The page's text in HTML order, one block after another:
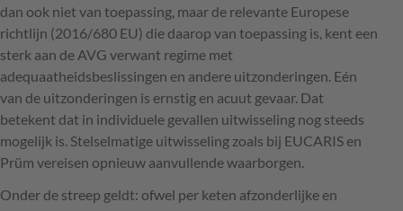
dan ook niet van toepassing, maar de relevante Europese
richtlijn (2016/680 EU) die daarop van toepassing is, kent een
sterk aan de AVG verwant regime met
adequaatheidsbeslissingen en andere uitzonderingen. Eén
van de uitzonderingen is ernstig en acuut gevaar. Dat
betekent dat in individuele gevallen uitwisseling nog steeds
mogelijk is. Stelselmatige uitwisseling zoals bij EUCARIS en
Prüm vereisen opnieuw aanvullende waarborgen.
Onder de streep geldt: ofwel per keten afzonderlijke en